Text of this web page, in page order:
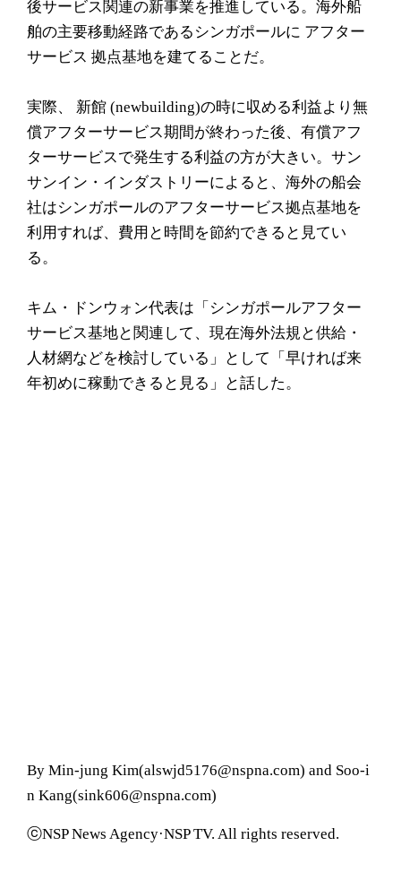
後サービス関連の新事業を推進している。海外船
舶の主要移動経路であるシンガポールに アフター
サービス 拠点基地を建てることだ。
実際、 新館 (newbuilding)の時に収める利益より無
償アフターサービス期間が終わった後、有償アフ
ターサービスで発生する利益の方が大きい。サン
サンイン・インダストリーによると、海外の船会
社はシンガポールのアフターサービス拠点基地を
利用すれば、費用と時間を節約できると見てい
る。
キム・ドンウォン代表は「シンガポールアフター
サービス基地と関連して、現在海外法規と供給・
人材網などを検討している」として「早ければ来
年初めに稼動できると見る」と話した。
By Min-jung Kim(alswjd5176@nspna.com) and Soo-i
n Kang(sink606@nspna.com)
ⓒNSP News Agency·NSP TV. All rights reserved.